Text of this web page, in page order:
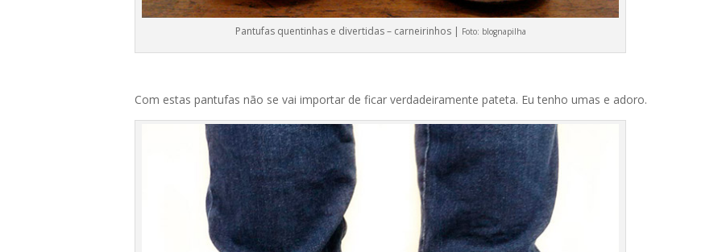
Pantufas quentinhas e divertidas – carneirinhos | Foto: blognapilha
Com estas pantufas não se vai importar de ficar verdadeiramente pateta. Eu tenho umas e adoro.